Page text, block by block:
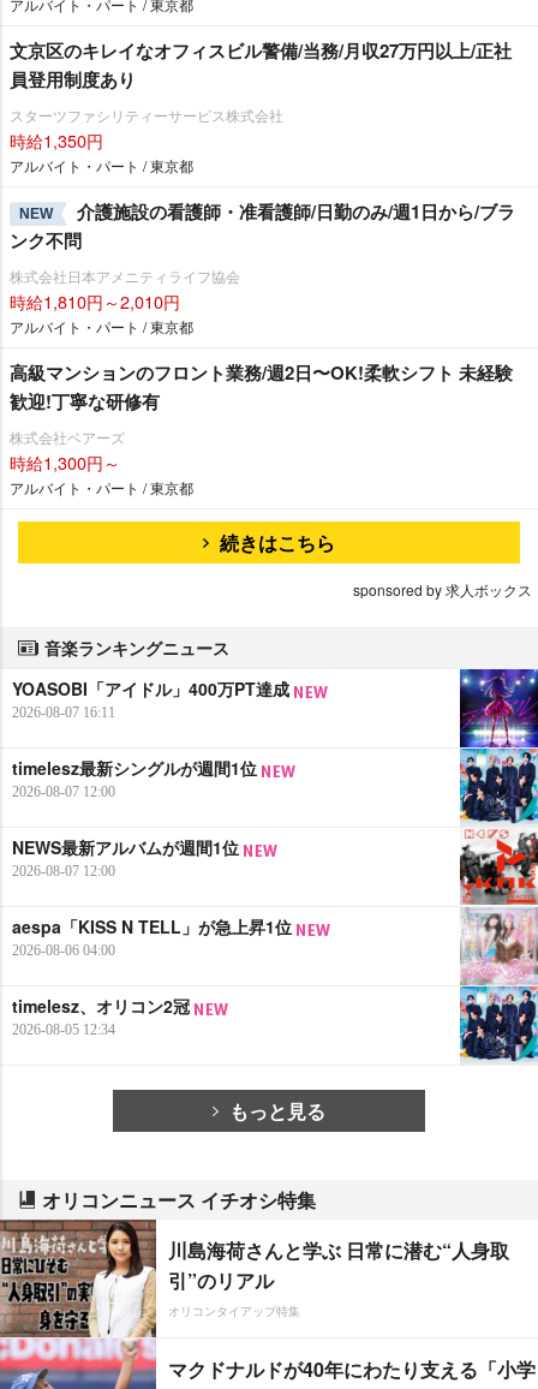
アルバイト・パート / 東京都
文京区のキレイなオフィスビル警備/当務/月収27万円以上/正社
員登用制度あり
スターツファシリティーサービス株式会社
時給1,350円
アルバイト・パート / 東京都
NEW
介護施設の看護師・准看護師/日勤のみ/週1日から/ブラ
ンク不問
株式会社日本アメニティライフ協会
時給1,810円～2,010円
アルバイト・パート / 東京都
⾼級マンションのフロント業務/週2⽇〜OK!柔軟シフト 未経験
歓迎!丁寧な研修有
株式会社ベアーズ
時給1,300円～
アルバイト・パート / 東京都
続きはこちら
sponsored by 求人ボックス
音楽ランキングニュース
YOASOBI「アイドル」400万PT達成
2026-08-07 16:11
timelesz最新シングルが週間1位
2026-08-07 12:00
NEWS最新アルバムが週間1位
2026-08-07 12:00
aespa「KISS N TELL」が急上昇1位
2026-08-06 04:00
timelesz、オリコン2冠
2026-08-05 12:34
もっと見る
オリコンニュース イチオシ特集
川島海荷さんと学ぶ 日常に潜む“人身取
引”のリアル
オリコンタイアップ特集
マクドナルドが40年にわたり支える「小学